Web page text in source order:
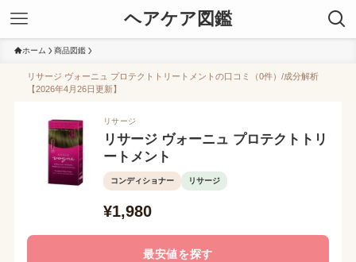
ヘアケア図鑑
ホーム 商品図鑑
リサージ ヴォーニュ プロテクトトリートメントの口コミ（0件）/成分解析
【2026年4月26日更新】
リサージ
リサージ ヴォーニュ プロテクトトリ
ートメント
コンディショナー リサージ
¥1,980
最安値を探す